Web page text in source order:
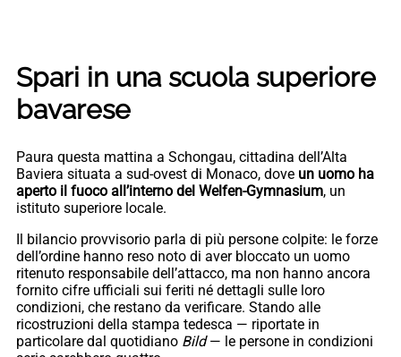
Spari in una scuola superiore
bavarese
Paura questa mattina a Schongau, cittadina dell’Alta
Baviera situata a sud-ovest di Monaco, dove un uomo ha
aperto il fuoco all’interno del Welfen-Gymnasium, un
istituto superiore locale.
Il bilancio provvisorio parla di più persone colpite: le forze
dell’ordine hanno reso noto di aver bloccato un uomo
ritenuto responsabile dell’attacco, ma non hanno ancora
fornito cifre ufficiali sui feriti né dettagli sulle loro
condizioni, che restano da verificare. Stando alle
ricostruzioni della stampa tedesca — riportate in
particolare dal quotidiano Bild— le persone in condizioni